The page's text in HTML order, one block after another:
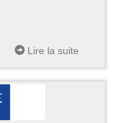
Lire la suite